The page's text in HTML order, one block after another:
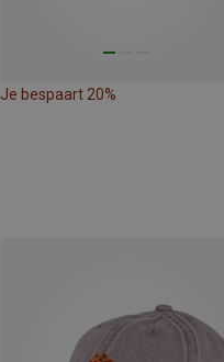
Je bespaart 20%